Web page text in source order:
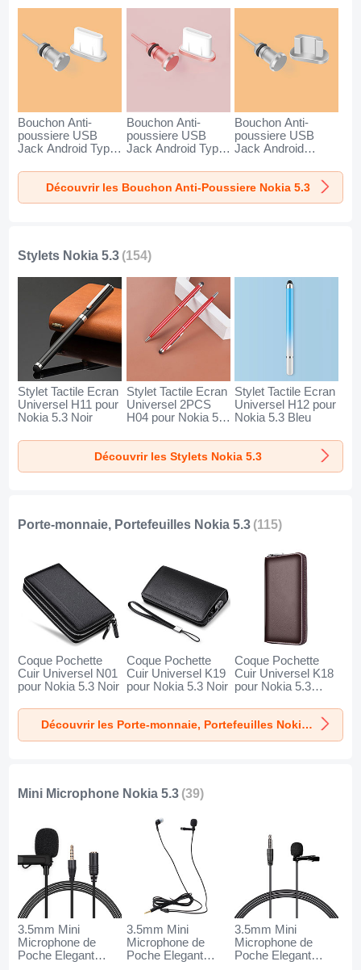
Bouchon Anti-
poussiere USB
Jack Android Type-
Nokia 5.3 Argent
Bouchon Anti-
poussiere USB
Jack Android Type-
Nokia 5.3 Or Rose
Bouchon Anti-
poussiere USB
Jack Android
Nokia 5.3 Argent
Découvrir les Bouchon Anti-Poussiere Nokia 5.3
Stylets Nokia 5.3 (154)
Stylet Tactile Ecran
Universel H11 pour
Nokia 5.3 Noir
Stylet Tactile Ecran
Universel 2PCS
H04 pour Nokia 5.3
Stylet Tactile Ecran
Universel H12 pour
Nokia 5.3 Bleu
Découvrir les Stylets Nokia 5.3
Porte-monnaie, Portefeuilles Nokia 5.3 (115)
Coque Pochette
Cuir Universel N01
pour Nokia 5.3 Noir
Coque Pochette
Cuir Universel K19
pour Nokia 5.3 Noir
Coque Pochette
Cuir Universel K18
pour Nokia 5.3
Découvrir les Porte-monnaie, Portefeuilles Nokia 5.3
Mini Microphone Nokia 5.3 (39)
3.5mm Mini
Microphone de
Poche Elegant
3.5mm Mini
Microphone de
Poche Elegant
3.5mm Mini
Microphone de
Poche Elegant